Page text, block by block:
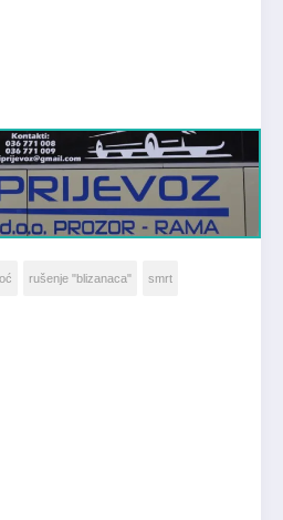
rušenje "blizanaca" smrt